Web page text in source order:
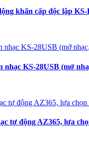
khẩn cấp độc lập
nhạc KS-28USB (mở
tự động AZ365, lựa